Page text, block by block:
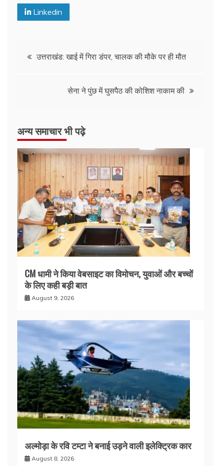
Linkedin
उत्तराखंड: खाई में गिरा डंपर, चालक की मौके पर ही मौत
सेना ने पुंछ में घुसपैठ की कोशिश नाकाम की
अन्य समाचार भी पढ़े
CM धामी ने किया वेबसाइट का विमोचन, युवाओं और बच्चों
के लिए कही बड़ी बात
August 9, 2026
अल्मोड़ा के रवि टम्टा ने बनाई उड़ने वाली इलेक्ट्रिक कार
August 8, 2026